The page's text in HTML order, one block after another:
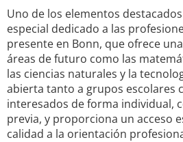
Uno de los elementos
especial dedicado a las
presente en Bonn, que ofrece
áreas de futuro como las
las ciencias naturales y la
abierta tanto a grupos escolares
interesados de forma individual,
previa, y proporciona un acceso
calidad a la orientación